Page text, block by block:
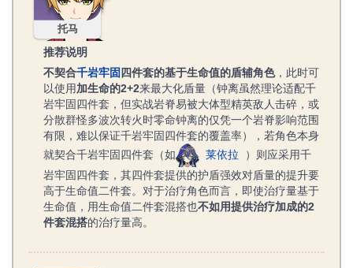
托马
推荐说明
不契合千岩牢固 四件套的基于生命值的盾辅角色，此时可
以使用加生命的2+2来最大化盾量（钟离虽然理论适配千
岩牢固四件套，但实战岩脊易被大体型精英敌人击碎，或
分散群怪多波次转火时零命钟离的仅凭一个岩脊影响范围
有限，难以保证千岩牢固四件套的覆盖率），若角色本身
就契合千岩牢固四件套（如
莱依拉 ）则应采用千
岩牢固四件套，其四件套提供的护盾强效对盾量的提升要
高于生命值二件套。对于治疗角色而言，即使治疗量基于
生命值，用生命值二件套混搭也不如用提供治疗加成的2
件套混搭的治疗量高。